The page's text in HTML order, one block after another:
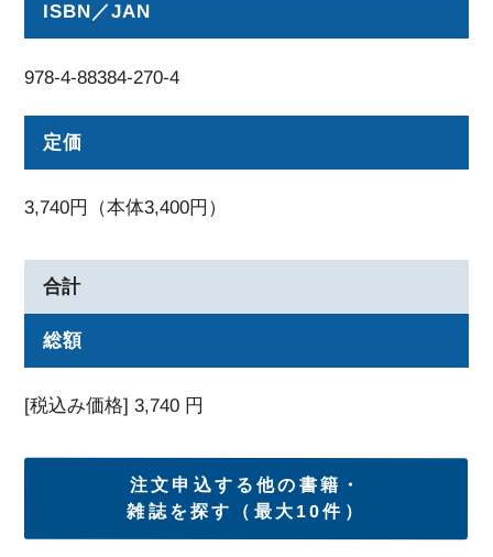
ISBN／JAN
978-4-88384-270-4
定価
3,740円（本体3,400円）
合計
総額
[税込み価格]3,740 円
注文申込する他の書籍・
雑誌を探す（最大10件）